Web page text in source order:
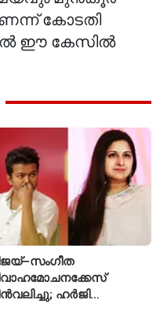
കോടതി
ഈ കേസിൽ
ഹർജി